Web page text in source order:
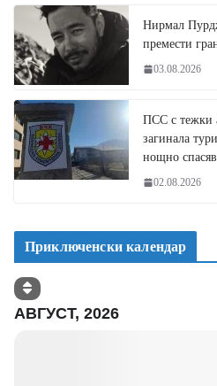
Нирмал
премести
03.08.2026
ПСС с тежки
загинала
нощно
02.08.2026
Приключенски календар
АВГУСТ, 2026